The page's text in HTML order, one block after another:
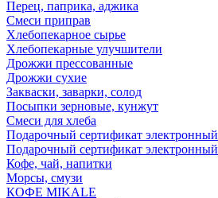
Перец, паприка, аджика
Смеси приправ
Хлебопекарное сырье
Хлебопекарные улучшители
Дрожжи прессованные
Дрожжи сухие
Закваски, заварки, солод
Посыпки зерновые, кунжут
Смеси для хлеба
Подарочный сертификат электронный
Подарочный сертификат электронный
Кофе, чай, напитки
Морсы, смузи
КОФЕ MIKALE